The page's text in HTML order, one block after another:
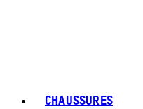
CHAUSSURES